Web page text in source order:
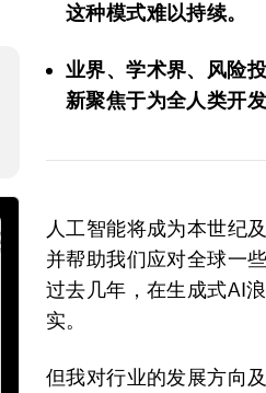
这种模式难以持续。
业界、学术界、风险
新聚焦于为全人类开
人工智能将成为本世纪
并帮助我们应对全球一
过去几年，在生成式AI
实。
但我对行业的发展方向